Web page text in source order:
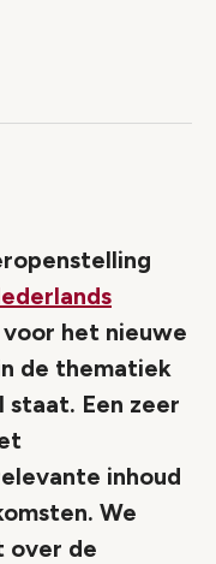
voor het nieuwe
de thematiek
staat. Een zeer
inhoud
We
over de